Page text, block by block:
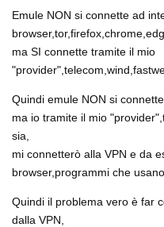
Emule NON si connette ad
ma SI connette tramite il mio
Quindi emule NON si
ma io tramite il mio
sia,
mi connetterò alla VPN e da
browser,programmi che
Quindi il problema vero è far
dalla VPN,